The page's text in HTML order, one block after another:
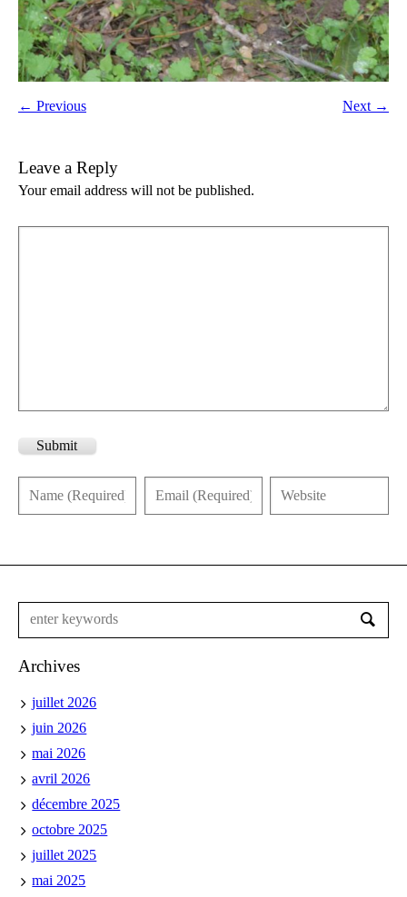
← Previous Next →
Leave a Reply
Your email address will not be published.
Submit
Archives
juillet 2026
juin 2026
mai 2026
avril 2026
décembre 2025
octobre 2025
juillet 2025
mai 2025